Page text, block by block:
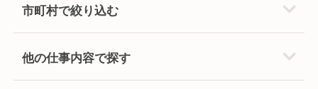
市町村で絞り込む
他の仕事内容で探す